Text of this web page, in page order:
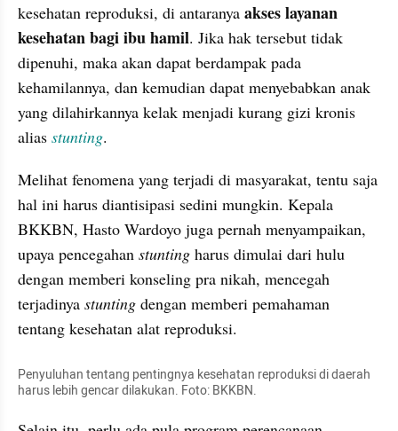
kesehatan reproduksi, di antaranya akses layanan
kesehatan bagi ibu hamil. Jika hak tersebut tidak
dipenuhi, maka akan dapat berdampak pada
kehamilannya, dan kemudian dapat menyebabkan anak
yang dilahirkannya kelak menjadi kurang gizi kronis
alias stunting.
Melihat fenomena yang terjadi di masyarakat, tentu saja
hal ini harus diantisipasi sedini mungkin. Kepala
BKKBN, Hasto Wardoyo juga pernah menyampaikan,
upaya pencegahan stunting harus dimulai dari hulu
dengan memberi konseling pra nikah, mencegah
terjadinya stunting dengan memberi pemahaman
tentang kesehatan alat reproduksi.
Penyuluhan tentang pentingnya kesehatan reproduksi di daerah
harus lebih gencar dilakukan. Foto: BKKBN.